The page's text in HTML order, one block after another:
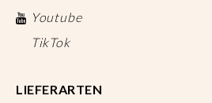
Youtube
TikTok
LIEFERARTEN